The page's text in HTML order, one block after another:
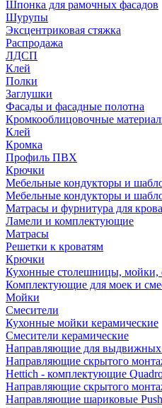
Шпонка для рамочных фасадов
Шурупы
Эксцентриковая стяжка
Распродажа
ЛДСП
Клей
Полки
Заглушки
Фасады и фасадные полотна
Кромкооблицовочные
Клей
Кромка
Профиль ПВХ
Крючки
Мебельные кондукторы и
Мебельные кондукторы и
Матрасы и фурнитура для
Ламели и комплектующие
Матрасы
Решетки к кроватям
Крючки
Кухонные столешницы, мойки,
Комплектующие для моек и
Мойки
Смесители
Кухонные мойки керамические
Смесители керамические
Направляющие для
Направляющие скрытого
Hettich - комплектующие
Направляющие скрытого
Направляющие шариковые